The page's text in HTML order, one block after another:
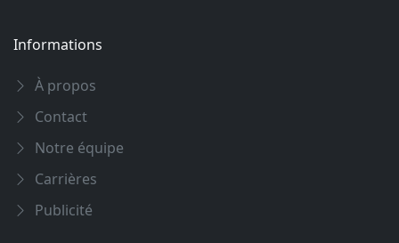
Informations
À propos
Contact
Notre équipe
Carrières
Publicité